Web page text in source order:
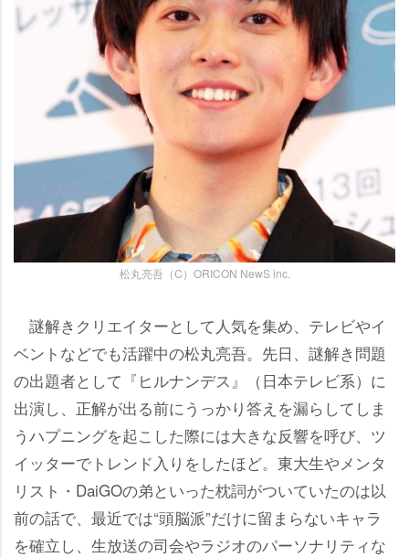
松丸亮吾（C）ORICON NewS inc.
謎解きクリエイターとして人気を集め、テレビやイ
ベントなどでも活躍中の松丸亮吾。先日、謎解き問題
の出題者として『ヒルナンデス』（日本テレビ系）に
出演し、正解が出る前にうっかり答えを漏らしてしま
うハプニングを起こした際には大きな反響を呼び、ツ
イッターでトレンド入りをしたほど。東大生やメンタ
リスト・DaiGOの弟といった枕詞がついていたのは以
前の話で、最近では“頭脳派”だけに留まらないキャラ
を確立し、生放送の司会やラジオのパーソナリティな